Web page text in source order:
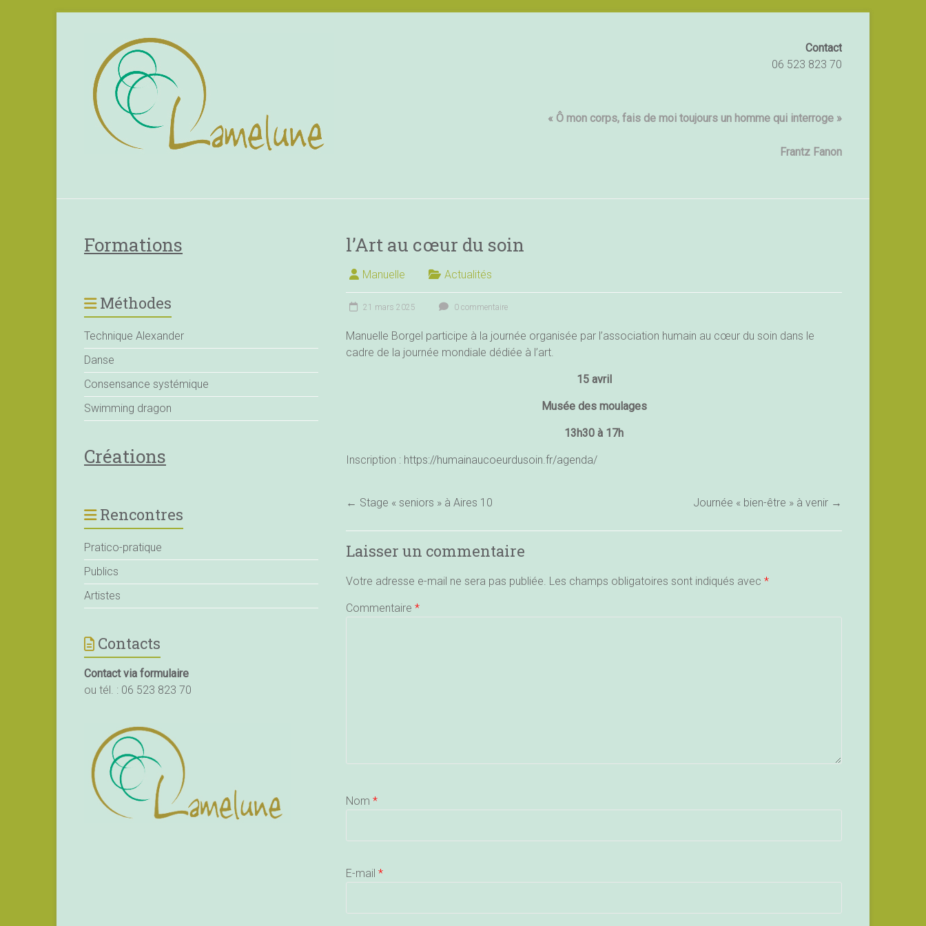
Contact
06 523 823 70
« Ô mon corps, fais de moi toujours un homme qui interroge »
Frantz Fanon
l’Art au cœur du soin
Manuelle Actualités
21 mars 2025 0 commentaire
Manuelle Borgel participe à la journée organisée par l’association humain au cœur du soin dans le
cadre de la journée mondiale dédiée à l’art.
15 avril
Musée des moulages
13h30 à 17h
Inscription : https://humainaucoeurdusoin.fr/agenda/
← Stage « seniors » à Aires 10 Journée « bien-être » à venir →
Laisser un commentaire
Votre adresse e-mail ne sera pas publiée. Les champs obligatoires sont indiqués avec *
Commentaire *
Nom *
E-mail *
Formations
Méthodes
Technique Alexander
Danse
Consensance systémique
Swimming dragon
Créations
Rencontres
Pratico-pratique
Publics
Artistes
Contacts
Contact via formulaire
ou tél. : 06 523 823 70